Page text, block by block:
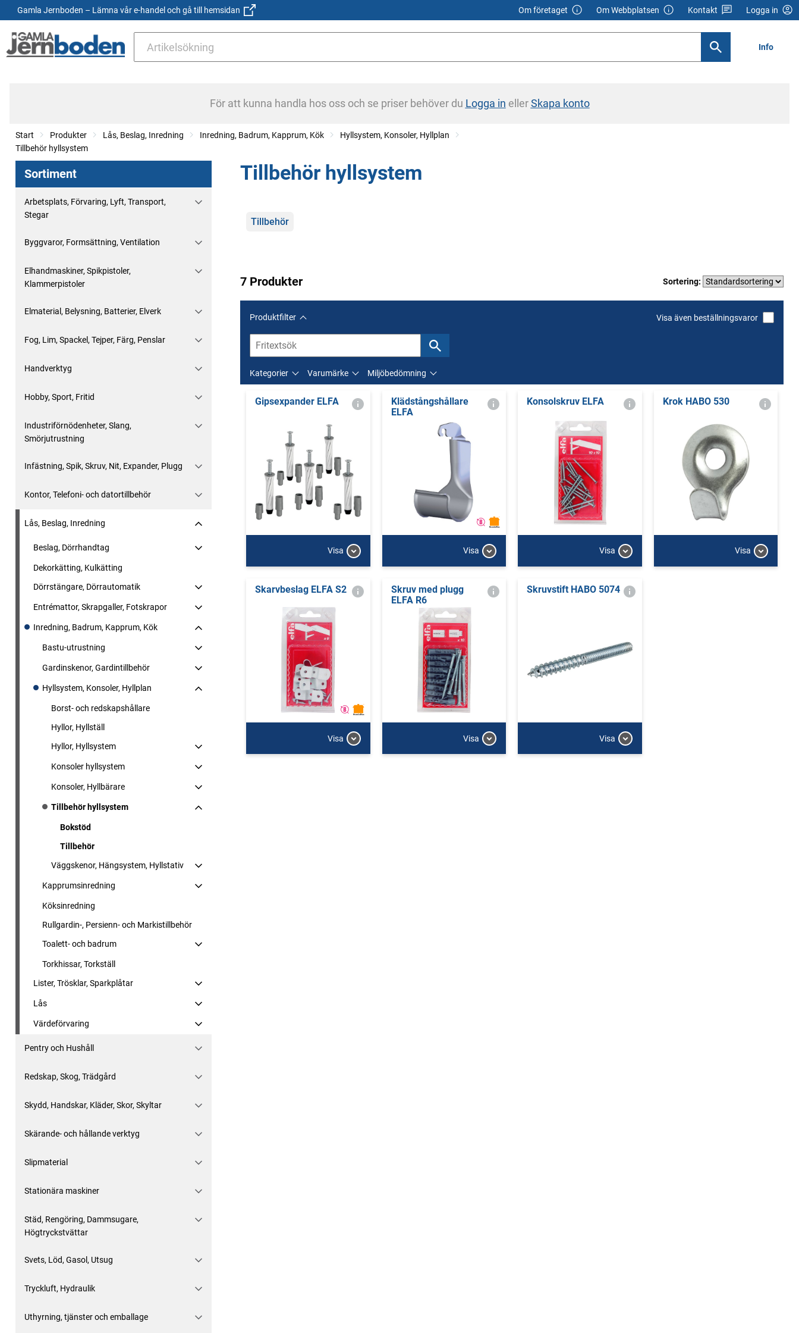
Gamla Jernboden – Lämna vår e-handel och gå till hemsidan Om företaget Om Webbplatsen Kontakt Logga in
Info
För att kunna handla hos oss och se priser behöver du Logga in ellerSkapa konto
Start Produkter Lås, Beslag, Inredning Inredning, Badrum, Kapprum, Kök
Hyllsystem, Konsoler, Hyllplan
Tillbehör hyllsystem
Sortiment
Arbetsplats, Förvaring, Lyft, Transport,
Stegar
Byggvaror, Formsättning, Ventilation
Elhandmaskiner, Spikpistoler,
Klammerpistoler
Elmaterial, Belysning, Batterier, Elverk
Fog, Lim, Spackel, Tejper, Färg, Penslar
Handverktyg
Hobby, Sport, Fritid
Industriförnödenheter, Slang,
Smörjutrustning
Infästning, Spik, Skruv, Nit, Expander, Plugg
Kontor, Telefoni- och datortillbehör
Lås, Beslag, Inredning
Beslag, Dörrhandtag
Dekorkätting, Kulkätting
Dörrstängare, Dörrautomatik
Entrémattor, Skrapgaller, Fotskrapor
Inredning, Badrum, Kapprum, Kök
Bastu-utrustning
Gardinskenor, Gardintillbehör
Hyllsystem, Konsoler, Hyllplan
Borst- och redskapshållare
Hyllor, Hyllställ
Hyllor, Hyllsystem
Konsoler hyllsystem
Konsoler, Hyllbärare
Tillbehör hyllsystem
Bokstöd
Tillbehör
Väggskenor, Hängsystem, Hyllstativ
Kapprumsinredning
Köksinredning
Rullgardin-, Persienn- och Markistillbehör
Toalett- och badrum
Torkhissar, Torkställ
Lister, Trösklar, Sparkplåtar
Lås
Värdeförvaring
Pentry och Hushåll
Redskap, Skog, Trädgård
Skydd, Handskar, Kläder, Skor, Skyltar
Skärande- och hållande verktyg
Slipmaterial
Stationära maskiner
Städ, Rengöring, Dammsugare,
Högtryckstvättar
Svets, Löd, Gasol, Utsug
Tryckluft, Hydraulik
Uthyrning, tjänster och emballage
Tillbehör hyllsystem
Kategorier
Tillbehör
7 Produkter Sortering:
Produktfilter Visa även beställningsvaror
Kategorier Varumärke Miljöbedömning
Gipsexpander ELFA
Visa
Klädstångshållare
ELFA
Visa
Konsolskruv ELFA
Visa
Krok HABO 530
Visa
Skarvbeslag ELFA S2
Visa
Skruv med plugg
ELFA R6
Visa
Skruvstift HABO 5074
Visa